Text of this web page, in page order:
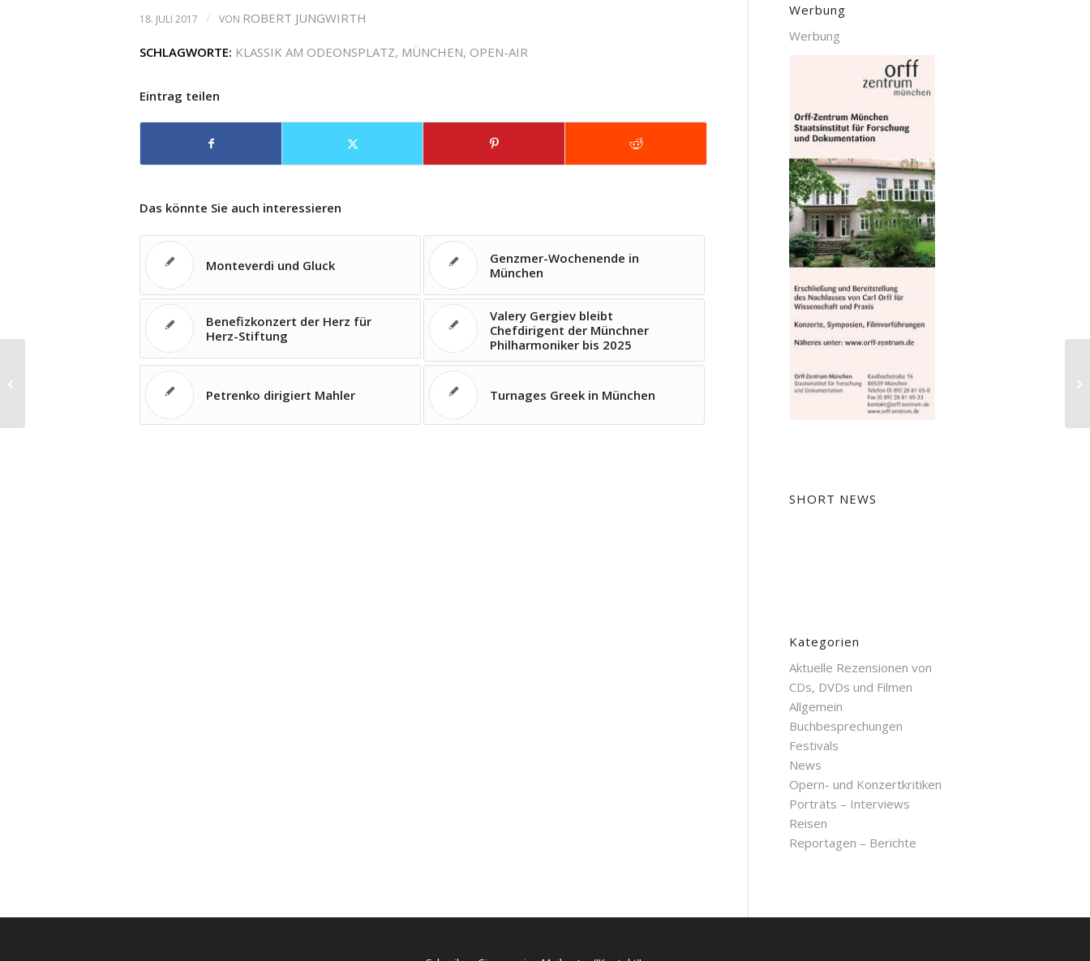
18. JULI 2017 / VON ROBERT JUNGWIRTH
SCHLAGWORTE: KLASSIK AM ODEONSPLATZ, MÜNCHEN, OPEN-AIR
Eintrag teilen
Das könnte Sie auch interessieren
Monteverdi und Gluck
Genzmer-Wochenende in
München
Benefizkonzert der Herz für
Herz-Stiftung
Valery Gergiev bleibt
Chefdirigent der Münchner
Philharmoniker bis 2025
Petrenko dirigiert Mahler Turnages Greek in München
Werbung
Werbung
SHORT NEWS
Kategorien
Aktuelle Rezensionen von
CDs, DVDs und Filmen
Allgemein
Buchbesprechungen
Festivals
News
Opern- und Konzertkritiken
Porträts – Interviews
Reisen
Reportagen – Berichte